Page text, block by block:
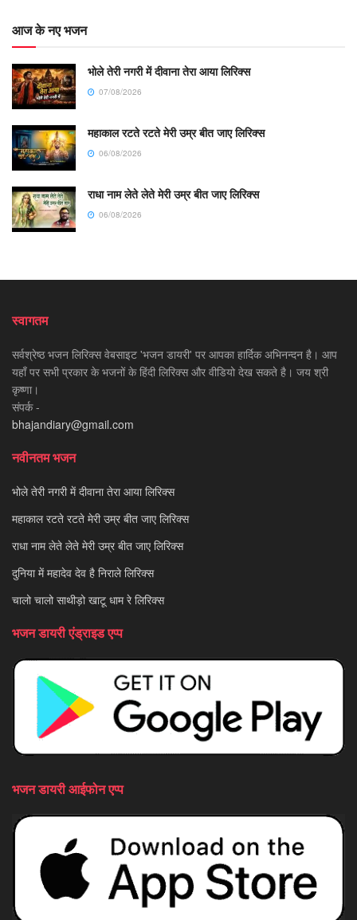
आज के नए भजन
भोले तेरी नगरी में दीवाना तेरा आया लिरिक्स
07/08/2026
महाकाल रटते रटते मेरी उम्र बीत जाए लिरिक्स
06/08/2026
राधा नाम लेते लेते मेरी उम्र बीत जाए लिरिक्स
06/08/2026
स्वागतम
सर्वश्रेष्ठ भजन लिरिक्स वेबसाइट 'भजन डायरी' पर आपका हार्दिक अभिनन्दन है। आप
यहाँ पर सभी प्रकार के भजनों के हिंदी लिरिक्स और वीडियो देख सकते है। जय श्री
कृष्णा।
संपर्क -
bhajandiary@gmail.com
नवीनतम भजन
भोले तेरी नगरी में दीवाना तेरा आया लिरिक्स
महाकाल रटते रटते मेरी उम्र बीत जाए लिरिक्स
राधा नाम लेते लेते मेरी उम्र बीत जाए लिरिक्स
दुनिया में महादेव देव है निराले लिरिक्स
चालो चालो साथीड़ो खाटू धाम रे लिरिक्स
भजन डायरी एंड्राइड एप्प
भजन डायरी आईफोन एप्प